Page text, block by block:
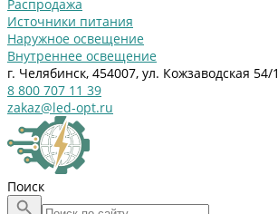
Распродажа
Источники питания
Наружное освещение
Внутреннее освещение
г. Челябинск, 454007, ул. Кожзаводская 54/1
8 800 707 11 39
zakaz@led-opt.ru
Поиск